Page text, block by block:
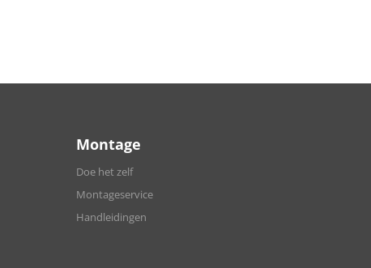
Montage
Doe het zelf
Montageservice
Handleidingen